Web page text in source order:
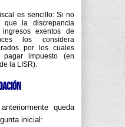
es sencillo: Si no
que la discrepancia
exentos de
los considera
por los cuales
impuesto (en
la LISR).
queda
inicial: